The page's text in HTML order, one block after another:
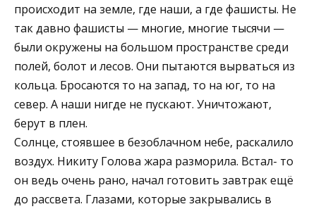
происходит на земле, где наши, а где фашисты. Не
так давно фашисты — многие, многие тысячи —
были окружены на большом пространстве среди
полей, болот и лесов. Они пытаются вырваться из
кольца. Бросаются то на запад, то на юг, то на
север. А наши нигде не пускают. Уничтожают,
берут в плен.
Солнце, стоявшее в безоблачном небе, раскалило
воздух. Никиту Голова жара разморила. Встал- то
он ведь очень рано, начал готовить завтрак ещё
до рассвета. Глазами, которые закрывались в